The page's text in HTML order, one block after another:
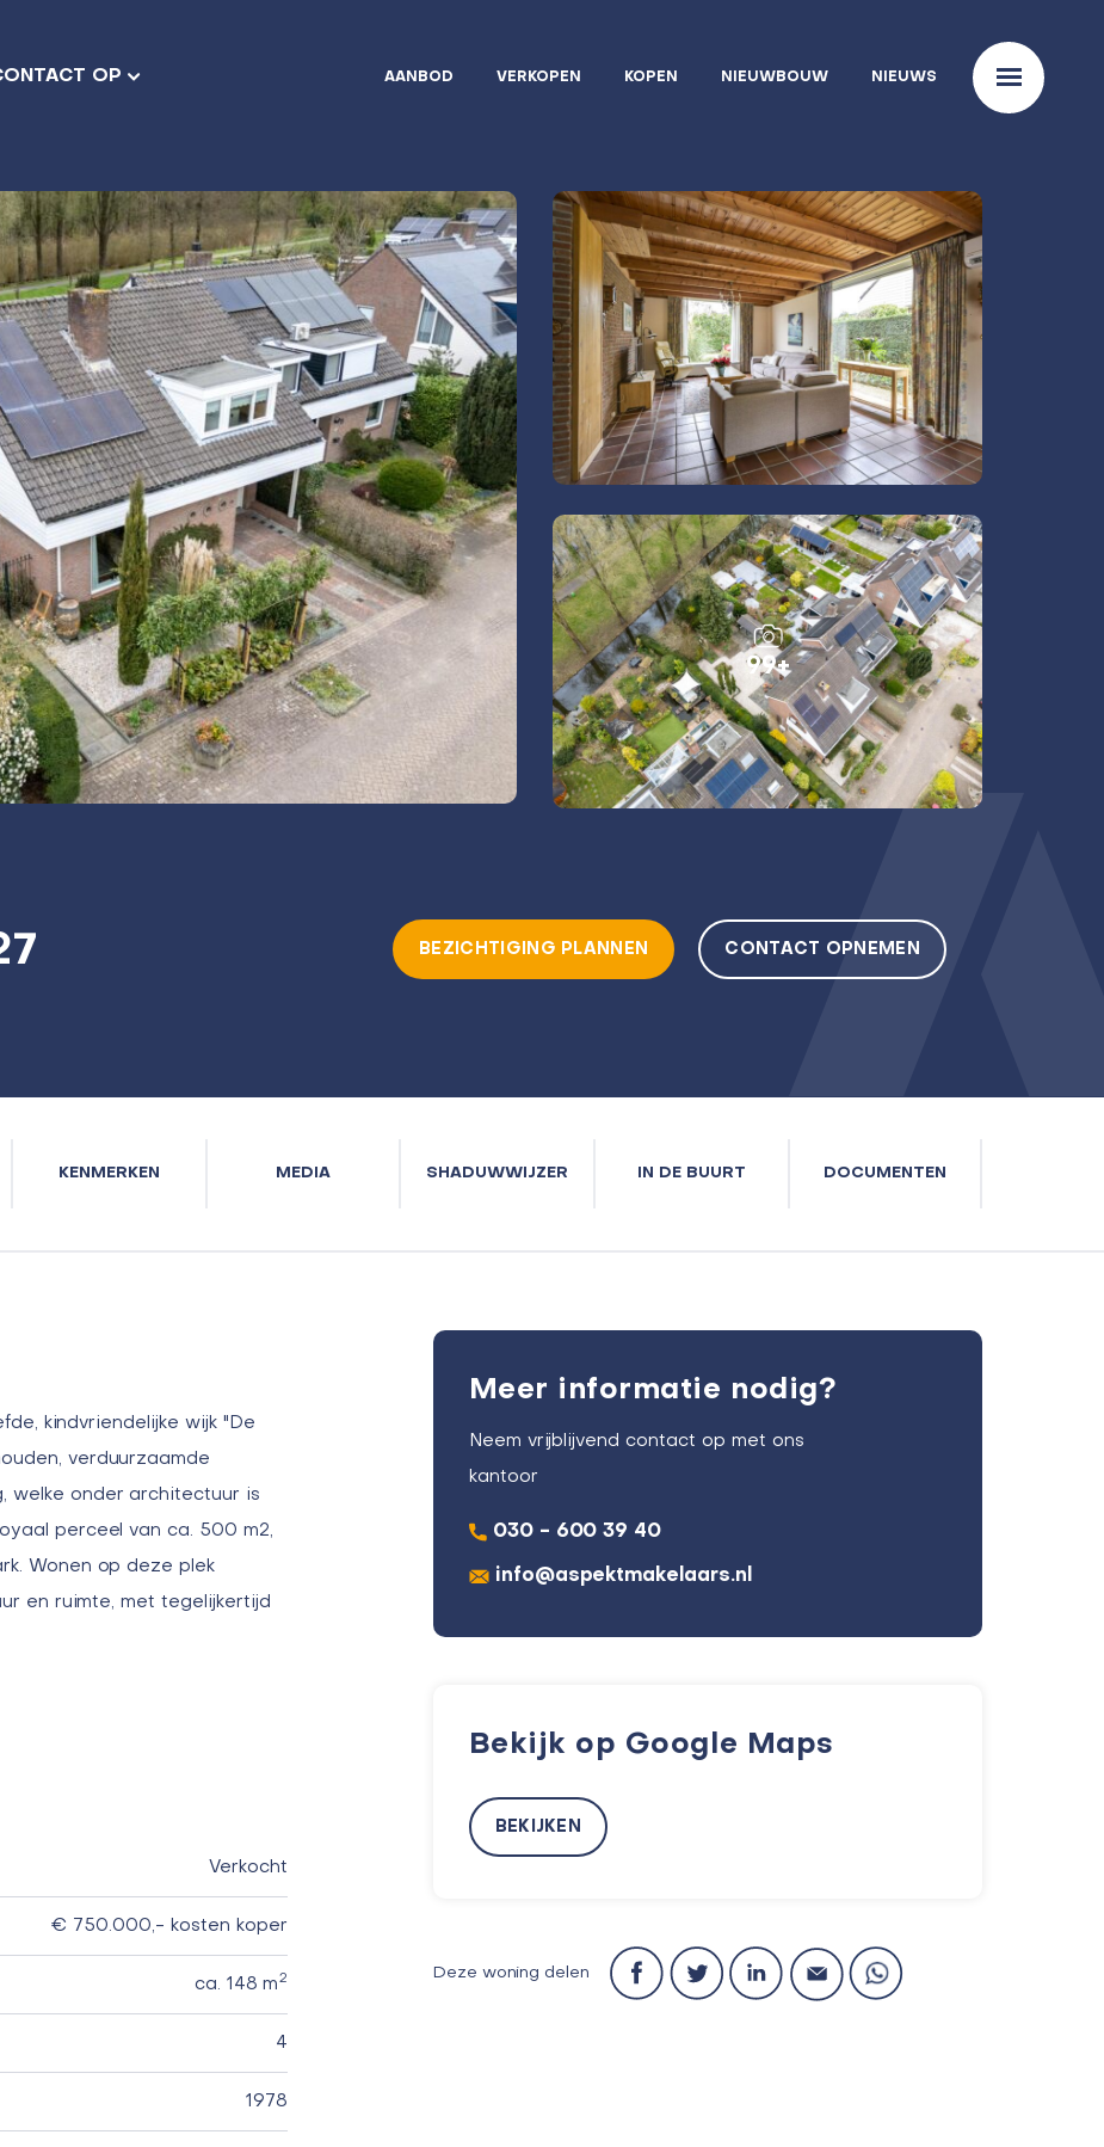
OP AANBOD VERKOPEN KOPEN NIEUWBOUW NIEUWS
99+
BEZICHTIGING PLANNEN CONTACT OPNEMEN
KENMERKEN MEDIA SHADUWWIJZER IN DE BUURT DOCUMENTEN
kindvriendelijke wijk "De
verduurzaamde
welke onder architectuur is
perceel van ca. 500 m2,
Wonen op deze plek
en ruimte, met tegelijkertijd
Verkocht
€ 750.000,- kosten koper
ca. 148 m2
4
1978
Meer informatie nodig?
Neem vrijblijvend contact op met ons
kantoor
030 - 600 39 40
info@aspektmakelaars.nl
Bekijk op Google Maps
BEKIJKEN
Deze woning delen